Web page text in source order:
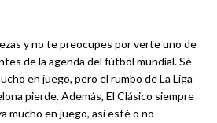
y no te preocupes por verte uno de
de la agenda del fútbol mundial. Sé
en juego, pero el rumbo de La Liga
pierde. Además, El Clásico siempre
mucho en juego, así esté o no